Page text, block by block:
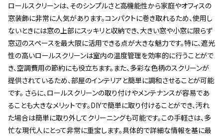
ロールスクリーンは、そのシンプルさと高機能性から家庭やオフィスの
窓装飾に非常に人気があります。コンパクトに巻き取れるため、使用し
ないときには窓の上部にスッキリと収納でき、大きい窓や小窓に限らず
窓辺のスペースを最大限に活用できる点が大きな魅力です。特に、遮光
性の高いロールスクリーンは室内の温度管理を効率的に行うことがで
き、空調費用の節約にも役立ちます。また、多彩な色柄のスクリーンが
提供されているため、部屋のインテリアと簡単に調和させることが可能
です。 さらに、ロールスクリーンの取り付けやメンテナンスが容易であ
ることも大きなメリットです。DIYで簡単に取り付けることができ、汚れ
た場合は簡単に取り外してクリーニングも可能です。この手軽さは、多
忙な現代人にとって非常に重宝します。具体的で詳細な情報を基に最